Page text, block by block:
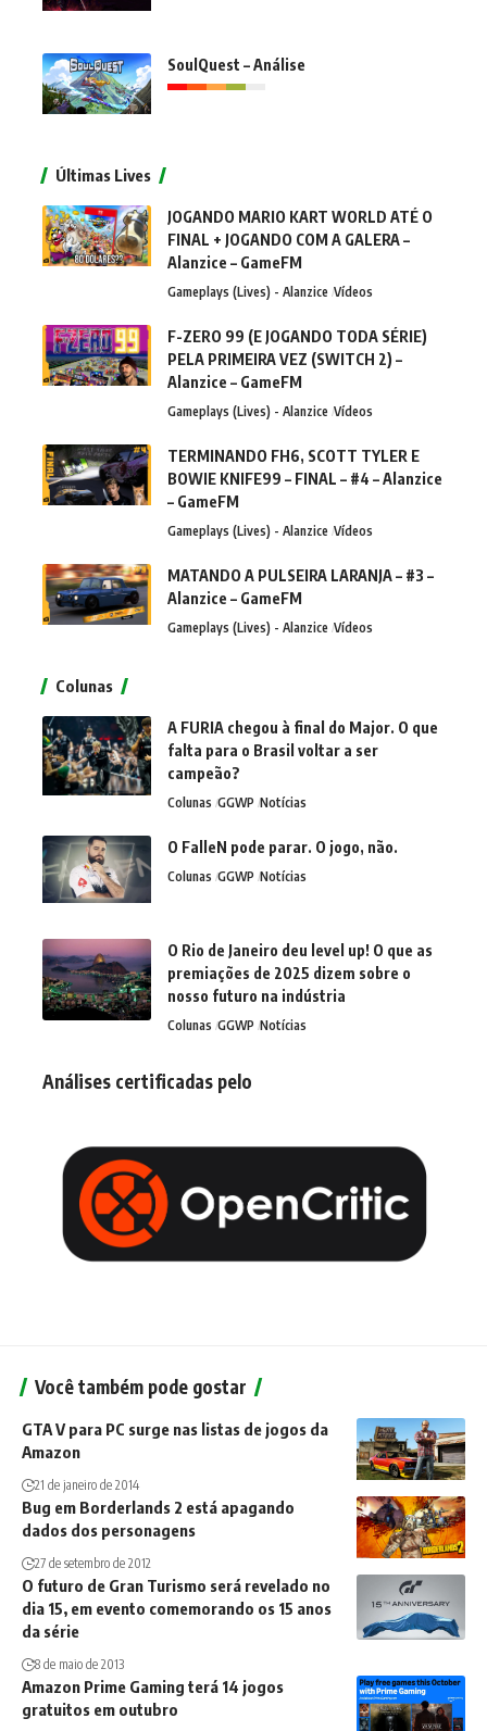
SoulQuest – Análise
Últimas Lives
JOGANDO MARIO KART WORLD ATÉ O
FINAL + JOGANDO COM A GALERA –
Alanzice – GameFM
Gameplays (Lives) - Alanzice Vídeos
F-ZERO 99 (E JOGANDO TODA SÉRIE)
PELA PRIMEIRA VEZ (SWITCH 2) –
Alanzice – GameFM
Gameplays (Lives) - Alanzice Vídeos
TERMINANDO FH6, SCOTT TYLER E
BOWIE KNIFE99 – FINAL – #4 – Alanzice
– GameFM
Gameplays (Lives) - Alanzice Vídeos
MATANDO A PULSEIRA LARANJA – #3 –
Alanzice – GameFM
Gameplays (Lives) - Alanzice Vídeos
Colunas
A FURIA chegou à final do Major. O que
falta para o Brasil voltar a ser
campeão?
Colunas GGWP Notícias
O FalleN pode parar. O jogo, não.
Colunas GGWP Notícias
O Rio de Janeiro deu level up! O que as
premiações de 2025 dizem sobre o
nosso futuro na indústria
Colunas GGWP Notícias
Análises certificadas pelo
Você também pode gostar
GTA V para PC surge nas listas de jogos da
Amazon
21 de janeiro de 2014
Bug em Borderlands 2 está apagando
dados dos personagens
27 de setembro de 2012
O futuro de Gran Turismo será revelado no
dia 15, em evento comemorando os 15 anos
da série
8 de maio de 2013
Amazon Prime Gaming terá 14 jogos
gratuitos em outubro